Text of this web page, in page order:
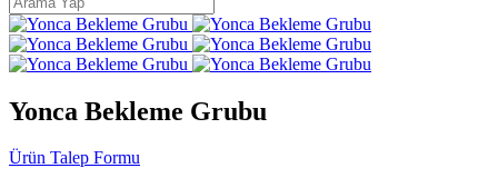
Yonca Bekleme Grubu
Ürün Talep Formu